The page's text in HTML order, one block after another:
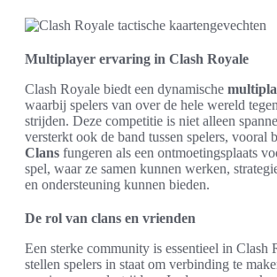
Multiplayer ervaring in Clash Royale
Clash Royale biedt een dynamische
waarbij spelers van over de hele wereld
strijden. Deze competitie is niet alleen
versterkt ook de band tussen spelers, vooral
Clans fungeren als een ontmoetingsplaats
spel, waar ze samen kunnen werken,
en ondersteuning kunnen bieden.
De rol van clans en vrienden
Een sterke community is essentieel in Clash
stellen spelers in staat om verbinding te